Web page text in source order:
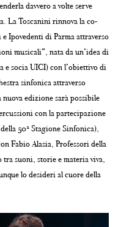
davvero a volte serve
La Toscanini rinnova la co-
Ipovedenti di Parma attraverso
musicali”, nata da un’idea di
e socia UICI) con l’obiettivo di
sinfonica attraverso
edizione sarà possibile
con la partecipazione
50ª Stagione Sinfonica),
Fabio Alasia, Professori della
suoni, storie e materia viva,
lo desideri al cuore della